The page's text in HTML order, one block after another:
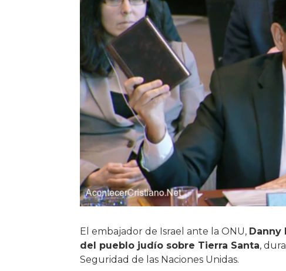
El embajador de Israel ante la ONU, Danny
del pueblo judío sobre Tierra Santa,
Seguridad de las Naciones Unidas.